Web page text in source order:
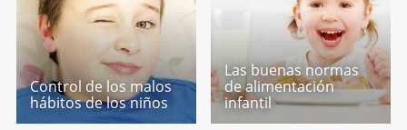
Control de los malos
hábitos de los niños
Las buenas normas
de alimentación
infantil